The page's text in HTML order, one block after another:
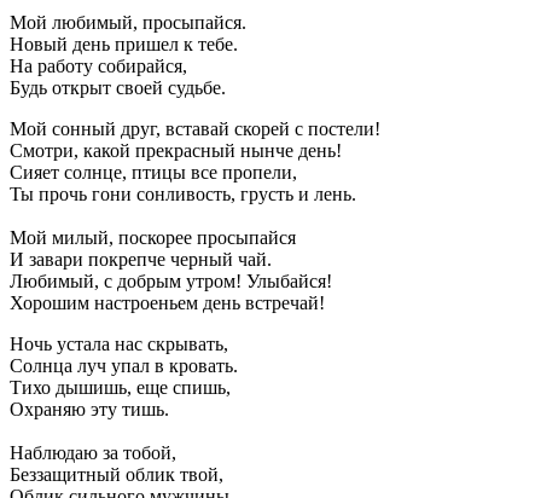
Мой любимый, просыпайся.
Новый день пришел к тебе.
На работу собирайся,
Будь открыт своей судьбе.
Мой сонный друг, вставай скорей с постели!
Смотри, какой прекрасный нынче день!
Сияет солнце, птицы все пропели,
Ты прочь гони сонливость, грусть и лень.
Мой милый, поскорее просыпайся
И завари покрепче черный чай.
Любимый, с добрым утром! Улыбайся!
Хорошим настроеньем день встречай!
Ночь устала нас скрывать,
Солнца луч упал в кровать.
Тихо дышишь, еще спишь,
Охраняю эту тишь.
Наблюдаю за тобой,
Беззащитный облик твой,